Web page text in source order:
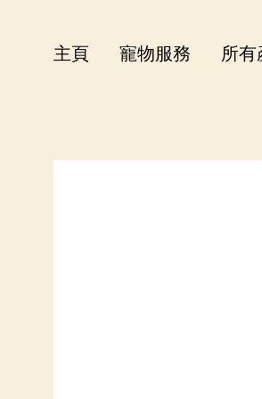
主頁 寵物服務 所有